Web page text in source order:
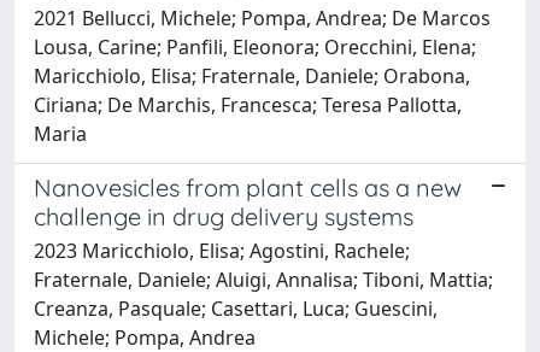
2021 Bellucci, Michele; Pompa, Andrea; De Marcos
Lousa, Carine; Panfili, Eleonora; Orecchini, Elena;
Maricchiolo, Elisa; Fraternale, Daniele; Orabona,
Ciriana; De Marchis, Francesca; Teresa Pallotta,
Maria
Nanovesicles from plant cells as a new
challenge in drug delivery systems
2023 Maricchiolo, Elisa; Agostini, Rachele;
Fraternale, Daniele; Aluigi, Annalisa; Tiboni, Mattia;
Creanza, Pasquale; Casettari, Luca; Guescini,
Michele; Pompa, Andrea